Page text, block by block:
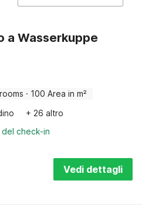
a Wasserkuppe
· 100 Area in m²
+ 26 altro
check-in
Vedi dettagli